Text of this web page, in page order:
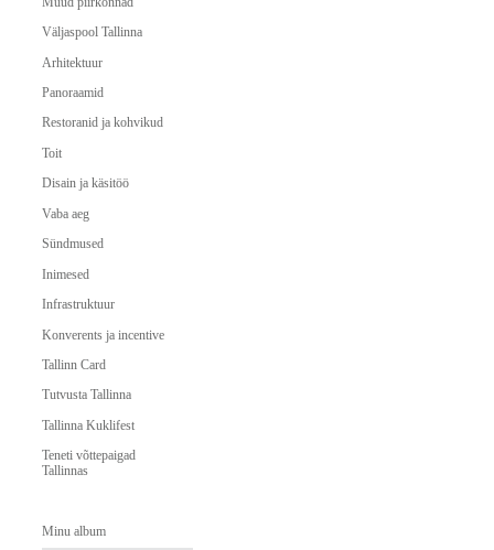
Väljaspool Tallinna
Arhitektuur
Panoraamid
Restoranid ja kohvikud
Toit
Disain ja käsitöö
Vaba aeg
Sündmused
Inimesed
Infrastruktuur
Konverents ja incentive
Tallinn Card
Tutvusta Tallinna
Tallinna Kuklifest
Teneti võttepaigad
Tallinnas
Minu album